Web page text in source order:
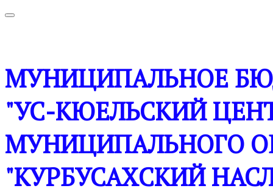
МУНИЦИПАЛЬНОЕ
"УС-КЮЕЛЬСКИЙ
МУНИЦИПАЛЬНОГО
"КУРБУСАХСКИЙ